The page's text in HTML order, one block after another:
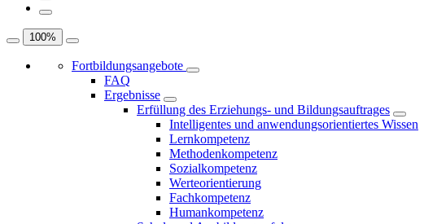
100%
Fortbildungsangebote
FAQ
Ergebnisse
Erfüllung des Erziehungs- und Bildungsauftrages
Intelligentes und anwendungsorientiertes Wissen
Lernkompetenz
Methodenkompetenz
Sozialkompetenz
Werteorientierung
Fachkompetenz
Humankompetenz